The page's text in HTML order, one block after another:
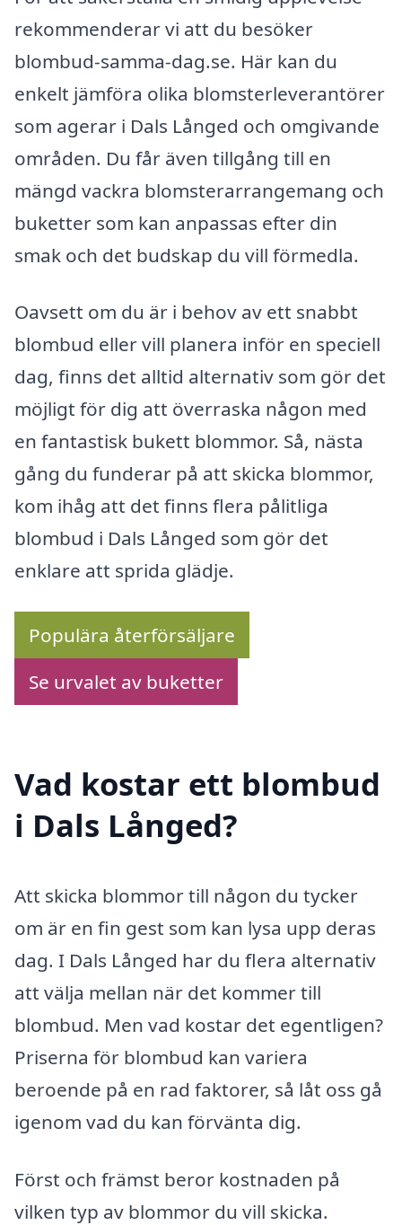
rekommenderar vi att du besöker
blombud-samma-dag.se. Här kan du
enkelt jämföra olika blomsterleverantörer
som agerar i Dals Långed och omgivande
områden. Du får även tillgång till en
mängd vackra blomsterarrangemang och
buketter som kan anpassas efter din
smak och det budskap du vill förmedla.
Oavsett om du är i behov av ett snabbt
blombud eller vill planera inför en speciell
dag, finns det alltid alternativ som gör det
möjligt för dig att överraska någon med
en fantastisk bukett blommor. Så, nästa
gång du funderar på att skicka blommor,
kom ihåg att det finns flera pålitliga
blombud i Dals Långed som gör det
enklare att sprida glädje.
Populära återförsäljare
Se urvalet av buketter
Vad kostar ett blombud
i Dals Långed?
Att skicka blommor till någon du tycker
om är en fin gest som kan lysa upp deras
dag. I Dals Långed har du flera alternativ
att välja mellan när det kommer till
blombud. Men vad kostar det egentligen?
Priserna för blombud kan variera
beroende på en rad faktorer, så låt oss gå
igenom vad du kan förvänta dig.
Först och främst beror kostnaden på
vilken typ av blommor du vill skicka.